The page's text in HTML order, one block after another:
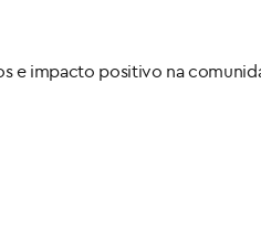
e impacto positivo na